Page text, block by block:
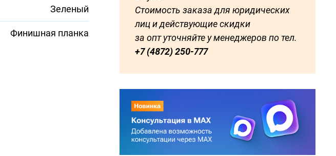
Зеленый
Финишная планка
Стоимость заказа для юридических
лиц и действующие скидки
за опт уточняйте у менеджеров по тел.
+7 (4872) 250-777